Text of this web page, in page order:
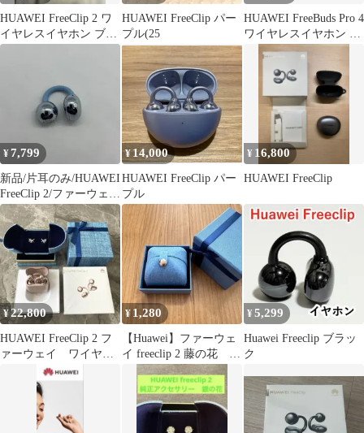
HUAWEI FreeClip 2 ワ
イヤレスイヤホン ブル
ー【新品・未開封】
HUAWEI FreeClip パー
プル(25
HUAWEI FreeBuds Pro 4
ワイヤレスイヤホン 本
¥ 7,799
新品/片耳のみ/HUAWEI
FreeClip 2/ファーウェ
イ/ブルー/青/s
¥14,000
HUAWEI FreeClip パー
プル
¥ 16,800
HUAWEI FreeClip
¥22,800
HUAWEI FreeClip 2 フ
ァーウェイ ワイヤレ
スイヤホン
¥ 1,280
【Huawei】ファーウェ
イ freeclip 2 藤の花 純
正アクセサリー
¥5,299
Huawei Freeclip ブラッ
ク